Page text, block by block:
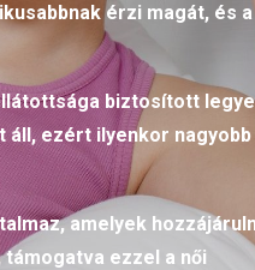
érzi magát, és a
biztosított
ezért ilyenkor nagyobb
amelyek
ezzel a női